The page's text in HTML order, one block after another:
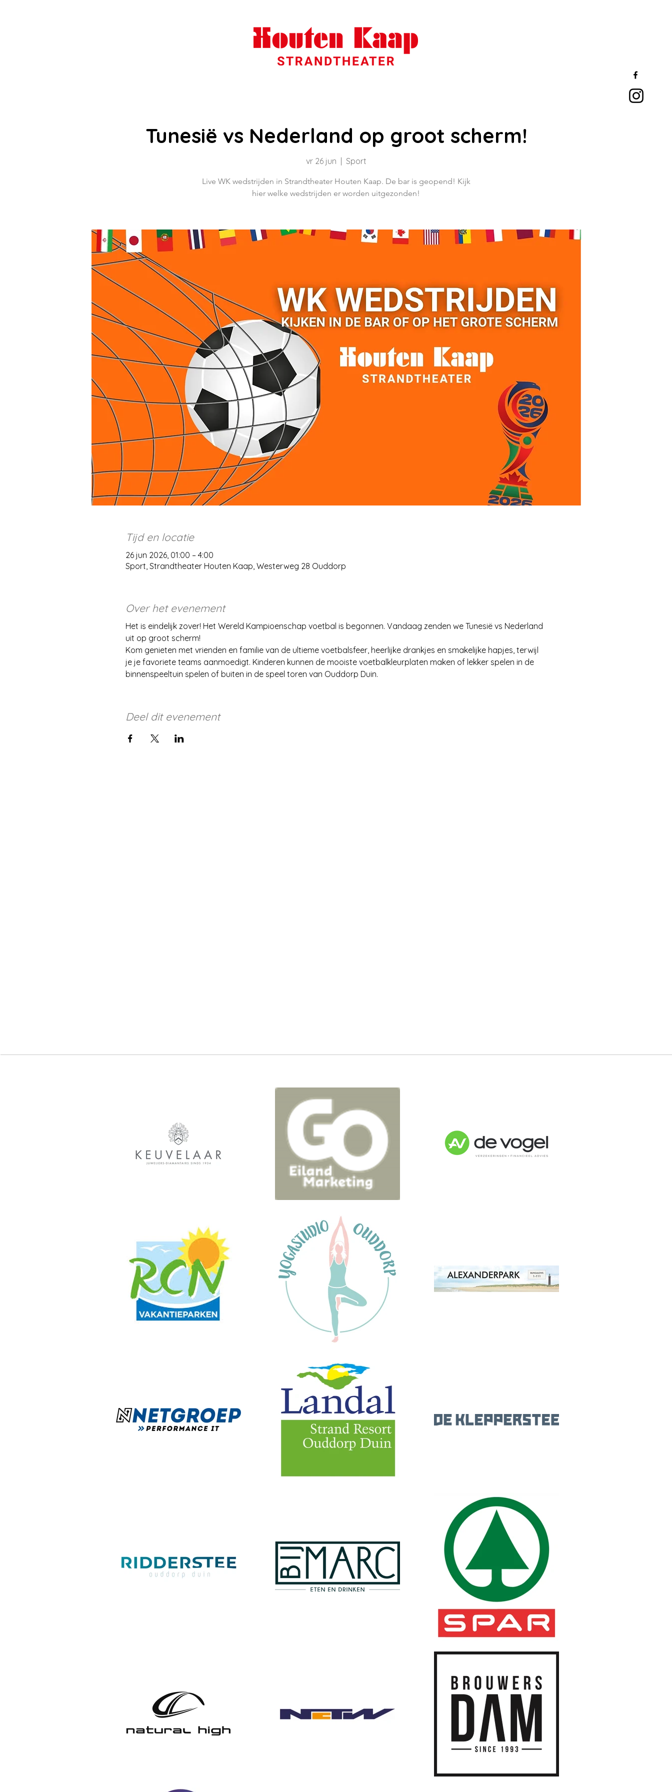
Tunesië vs Nederland op groot scherm!
vr 26 jun Sport
Live WK wedstrijden in Strandtheater Houten Kaap. De bar is geopend! Kijk
hier welke wedstrijden er worden uitgezonden!
Tijd en locatie
26 jun 2026, 01:00 – 4:00
Sport, Strandtheater Houten Kaap, Westerweg 28 Ouddorp
Over het evenement
Het is eindelijk zover! Het Wereld Kampioenschap voetbal is begonnen. Vandaag zenden we Tunesië vs Nederland
uit op groot scherm!
Kom genieten met vrienden en familie van de ultieme voetbalsfeer, heerlijke drankjes en smakelijke hapjes, terwijl
je je favoriete teams aanmoedigt. Kinderen kunnen de mooiste voetbalkleurplaten maken of lekker spelen in de
binnenspeeltuin spelen of buiten in de speel toren van Ouddorp Duin.
Deel dit evenement